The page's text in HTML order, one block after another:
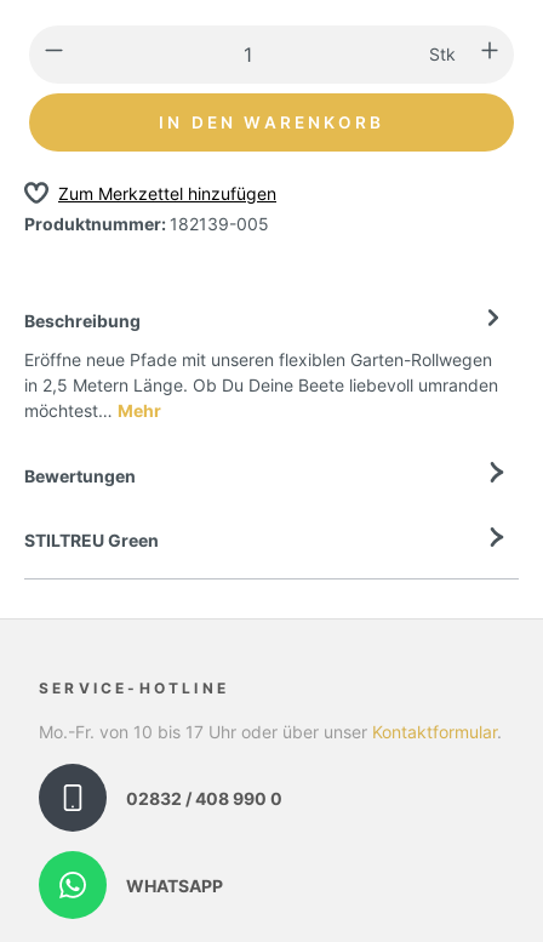
Stk
IN DEN WARENKORB
Zum Merkzettel hinzufügen
Produktnummer: 182139-005
Beschreibung
Eröffne neue Pfade mit unseren flexiblen Garten-Rollwegen
in 2,5 Metern Länge. Ob Du Deine Beete liebevoll umranden
möchtest… Mehr
Bewertungen
STILTREU Green
SERVICE-HOTLINE
Mo.-Fr. von 10 bis 17 Uhr oder über unser Kontaktformular.
02832 / 408 990 0
WHATSAPP